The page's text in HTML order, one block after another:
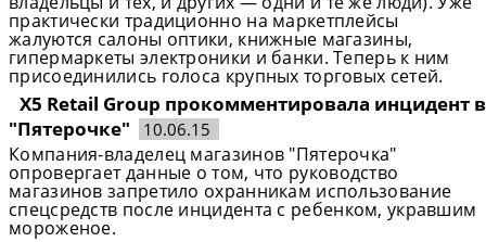
практически традиционно на маркетплейсы
жалуются салоны оптики, книжные магазины,
гипермаркеты электроники и банки. Теперь к ним
присоединились голоса крупных торговых сетей.
X5 Retail Group прокомментировала инцидент в
"Пятерочке"
10.06.15
Компания-владелец магазинов "Пятерочка"
опровергает данные о том, что руководство
магазинов запретило охранникам использование
спецсредств после инцидента с ребенком, укравшим
мороженое.